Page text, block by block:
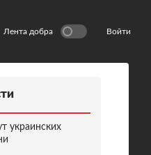
Лента добра Войти
украинских